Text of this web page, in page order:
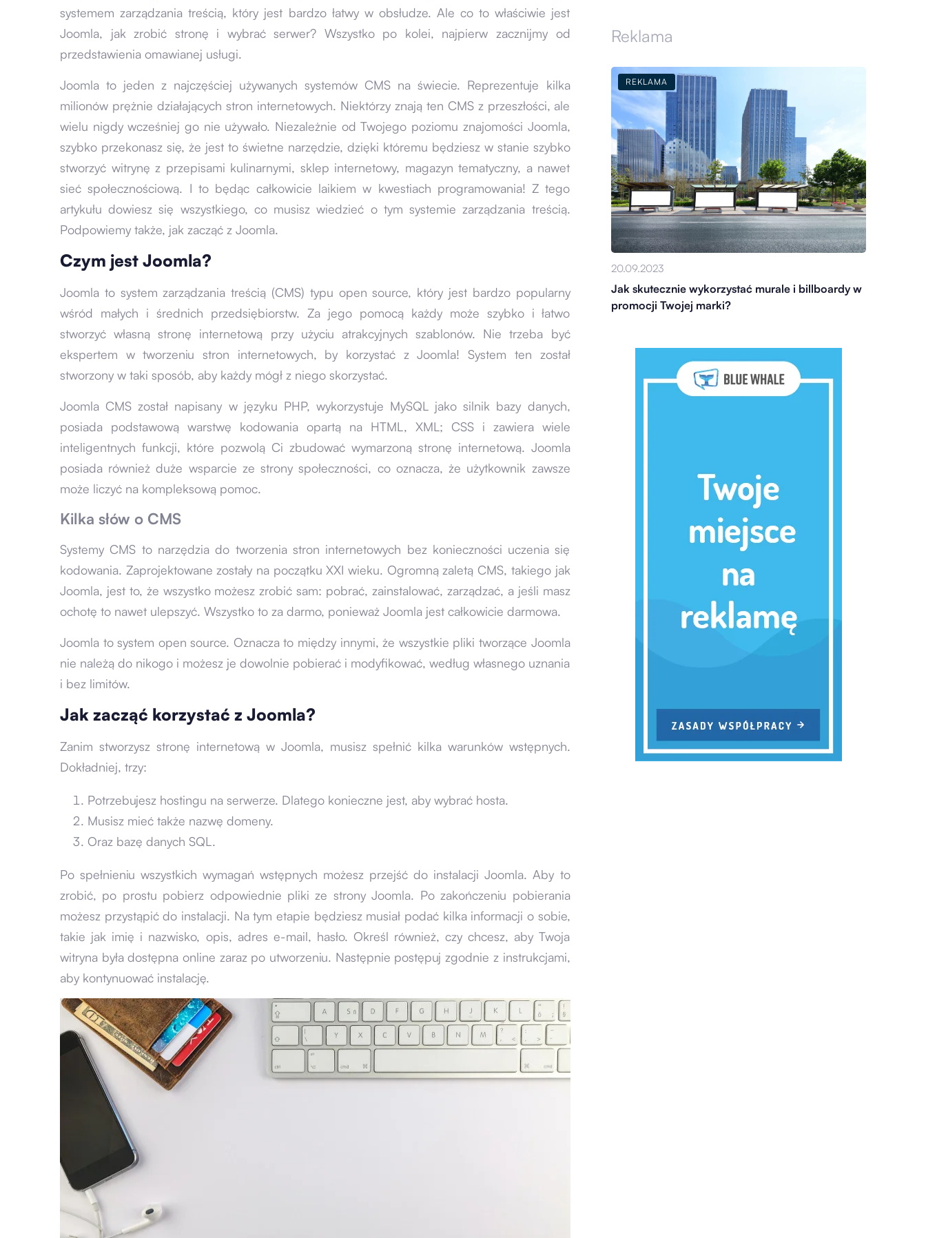
systemem zarządzania treścią, który jest bardzo łatwy w obsłudze. Ale co to właściwie jest
Joomla, jak zrobić stronę i wybrać serwer? Wszystko po kolei, najpierw zacznijmy od
przedstawienia omawianej usługi.
Joomla to jeden z najczęściej używanych systemów CMS na świecie. Reprezentuje kilka
milionów prężnie działających stron internetowych. Niektórzy znają ten CMS z przeszłości, ale
wielu nigdy wcześniej go nie używało. Niezależnie od Twojego poziomu znajomości Joomla,
szybko przekonasz się, że jest to świetne narzędzie, dzięki któremu będziesz w stanie szybko
stworzyć witrynę z przepisami kulinarnymi, sklep internetowy, magazyn tematyczny, a nawet
sieć społecznościową. I to będąc całkowicie laikiem w kwestiach programowania! Z tego
artykułu dowiesz się wszystkiego, co musisz wiedzieć o tym systemie zarządzania treścią.
Podpowiemy także, jak zacząć z Joomla.
Czym jest Joomla?
Joomla to system zarządzania treścią (CMS) typu open source, który jest bardzo popularny
wśród małych i średnich przedsiębiorstw. Za jego pomocą każdy może szybko i łatwo
stworzyć własną stronę internetową przy użyciu atrakcyjnych szablonów. Nie trzeba być
ekspertem w tworzeniu stron internetowych, by korzystać z Joomla! System ten został
stworzony w taki sposób, aby każdy mógł z niego skorzystać.
Joomla CMS został napisany w języku PHP, wykorzystuje MySQL jako silnik bazy danych,
posiada podstawową warstwę kodowania opartą na HTML, XML; CSS i zawiera wiele
inteligentnych funkcji, które pozwolą Ci zbudować wymarzoną stronę internetową. Joomla
posiada również duże wsparcie ze strony społeczności, co oznacza, że użytkownik zawsze
może liczyć na kompleksową pomoc.
Kilka słów o CMS
Systemy CMS to narzędzia do tworzenia stron internetowych bez konieczności uczenia się
kodowania. Zaprojektowane zostały na początku XXI wieku. Ogromną zaletą CMS, takiego jak
Joomla, jest to, że wszystko możesz zrobić sam: pobrać, zainstalować, zarządzać, a jeśli masz
ochotę to nawet ulepszyć. Wszystko to za darmo, ponieważ Joomla jest całkowicie darmowa.
Joomla to system open source. Oznacza to między innymi, że wszystkie pliki tworzące Joomla
nie należą do nikogo i możesz je dowolnie pobierać i modyfikować, według własnego uznania
i bez limitów.
Jak zacząć korzystać z Joomla?
Zanim stworzysz stronę internetową w Joomla, musisz spełnić kilka warunków wstępnych.
Dokładniej, trzy:
Potrzebujesz hostingu na serwerze. Dlatego konieczne jest, aby wybrać hosta.
Musisz mieć także nazwę domeny.
Oraz bazę danych SQL.
Po spełnieniu wszystkich wymagań wstępnych możesz przejść do instalacji Joomla. Aby to
zrobić, po prostu pobierz odpowiednie pliki ze strony Joomla. Po zakończeniu pobierania
możesz przystąpić do instalacji. Na tym etapie będziesz musiał podać kilka informacji o sobie,
takie jak imię i nazwisko, opis, adres e-mail, hasło. Określ również, czy chcesz, aby Twoja
witryna była dostępna online zaraz po utworzeniu. Następnie postępuj zgodnie z instrukcjami,
aby kontynuować instalację.
Reklama
REKLAMA
20.09.2023
Jak skutecznie wykorzystać murale i billboardy w
promocji Twojej marki?